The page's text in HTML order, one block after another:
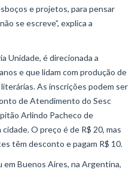
e projetos, para pensar
se escreve”, explica a
Unidade, é direcionada a
e que lidam com produção de
As inscrições podem ser
de Atendimento do Sesc
Arlindo Pacheco de
O preço é de R$ 20, mas
têm desconto e pagam R$ 10.
em Buenos Aires, na Argentina,